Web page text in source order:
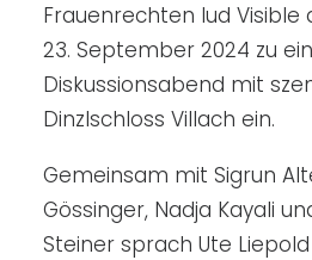
Frauenrechten lud Visible
23. September 2024 zu
Diskussionsabend mit
Dinzlschloss Villach ein.
Gemeinsam mit Sigrun
Gössinger, Nadja Kayali
Steiner sprach Ute